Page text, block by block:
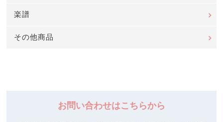
楽譜
その他商品
お問い合わせはこちらから